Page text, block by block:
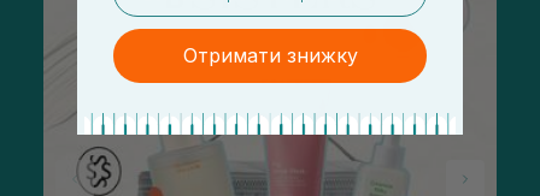
Отримати знижку